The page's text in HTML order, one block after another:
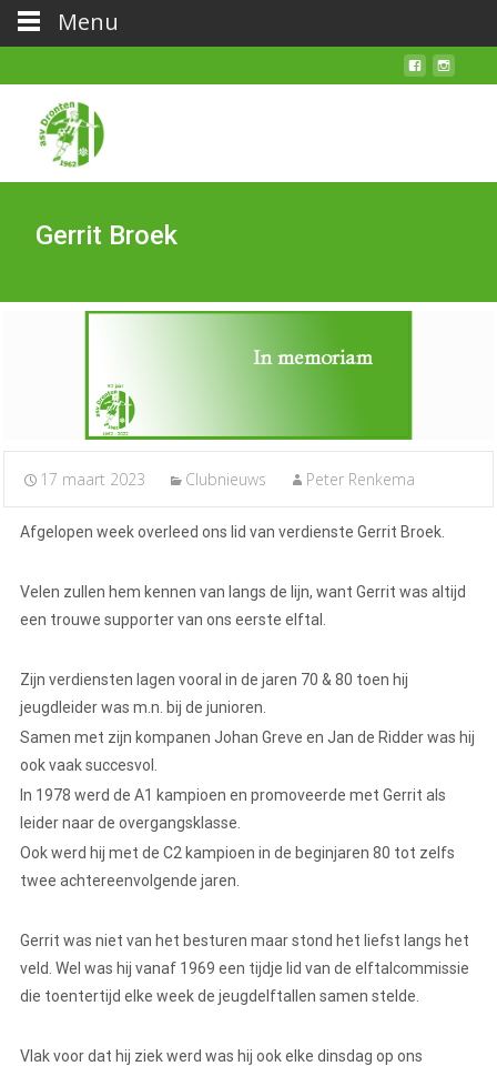
Gerrit Broek
17 maart 2023 Clubnieuws Peter Renkema
Afgelopen week overleed ons lid van verdienste Gerrit Broek.
Velen zullen hem kennen van langs de lijn, want Gerrit was altijd
een trouwe supporter van ons eerste elftal.
Zijn verdiensten lagen vooral in de jaren 70 & 80 toen hij
jeugdleider was m.n. bij de junioren.
Samen met zijn kompanen Johan Greve en Jan de Ridder was hij
ook vaak succesvol.
In 1978 werd de A1 kampioen en promoveerde met Gerrit als
leider naar de overgangsklasse.
Ook werd hij met de C2 kampioen in de beginjaren 80 tot zelfs
twee achtereenvolgende jaren.
Gerrit was niet van het besturen maar stond het liefst langs het
veld. Wel was hij vanaf 1969 een tijdje lid van de elftalcommissie
die toentertijd elke week de jeugdelftallen samen stelde.
Vlak voor dat hij ziek werd was hij ook elke dinsdag op ons
Menu